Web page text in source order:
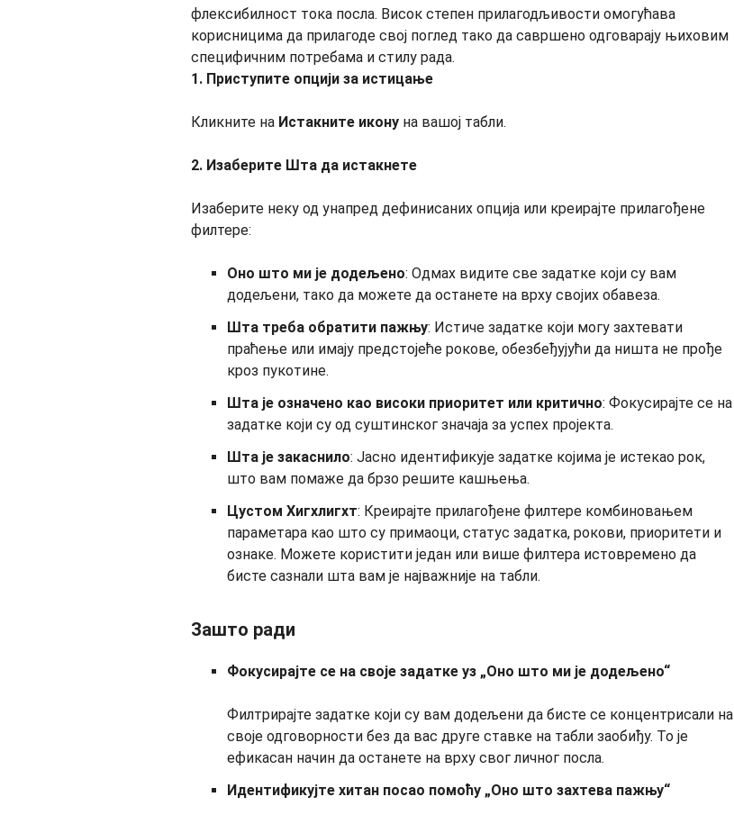
1. Приступите опцији за истицање
Кликните на Истакните икону на вашој табли.
2. Изаберите Шта да истакнете
Изаберите неку од унапред дефинисаних опција или креирајте прилагођене
филтере:
Оно што ми је додељено: Одмах видите све задатке који су вам
додељени, тако да можете да останете на врху својих обавеза.
Шта треба обратити пажњу: Истиче задатке који могу захтевати
праћење или имају предстојеће рокове, обезбеђујући да ништа не прође
кроз пукотине.
Шта је означено као високи приоритет или критично: Фокусирајте се на
задатке који су од суштинског значаја за успех пројекта.
Шта је закаснило: Јасно идентификује задатке којима је истекао рок,
што вам помаже да брзо решите кашњења.
Цустом Хигхлигхт: Креирајте прилагођене филтере комбиновањем
параметара као што су примаоци, статус задатка, рокови, приоритети и
ознаке. Можете користити један или више филтера истовремено да
бисте сазнали шта вам је најважније на табли.
Зашто ради
Фокусирајте се на своје задатке уз „Оно што ми је додељено“
Филтрирајте задатке који су вам додељени да бисте се концентрисали на
своје одговорности без да вас друге ставке на табли заобиђу. То је
ефикасан начин да останете на врху свог личног посла.
Идентификујте хитан посао помоћу „Оно што захтева пажњу“